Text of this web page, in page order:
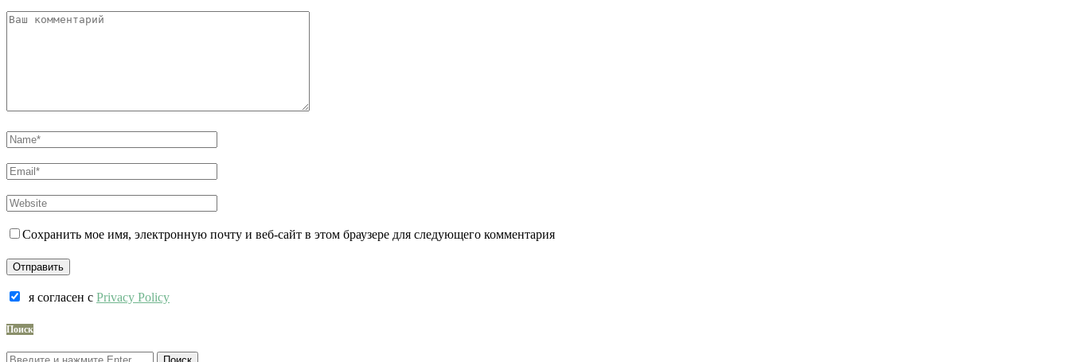
Сохранить мое имя, электронную почту и веб-сайт в этом браузере для следующего комментария
я согласен c Privacy Policy
Поиск